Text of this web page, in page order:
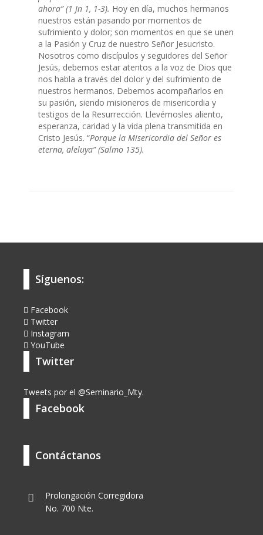
ahora” (1 Jn 1, 1-3). Hoy en día, muchos hermanos
nuestros están pasando por momentos de
sufrimiento y dolor; son momentos en que se unen
a la Pasión y Cruz de nuestro Señor Jesucristo.
Nosotros como discípulos y seguidores del Señor
Jesús, debemos estar atentos a la voz de Dios que
nos habla a través del dolor y del sufrimiento de
nuestros hermanos. Debemos acompañarlos en
su pasión, siendo misioneros de misericordia y
testigos de la Resurrección. Llevémosles aliento,
esperanza, caridad y la vida plena transmitida en
Cristo Jesús. “Porque la Misericordia del Señor es
eterna, aleluya” (Salmo 135).
Síguenos:
Facebook
Twitter
Instagram
YouTube
Twitter
Tweets por el @Seminario_Mty.
Facebook
Contáctanos
Prolongación Corregidora
No. 700 Nte.